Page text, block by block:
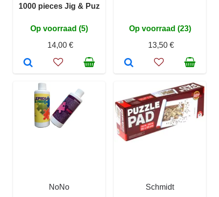
1000 pieces Jig & Puz
Op voorraad (5)
14,00 €
Op voorraad (23)
13,50 €
NoNo
Schmidt